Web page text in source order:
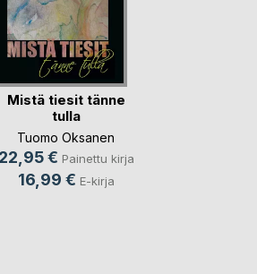
Mistä tiesit tänne
tulla
Tuomo Oksanen
22,95 € Painettu kirja
16,99 € E-kirja